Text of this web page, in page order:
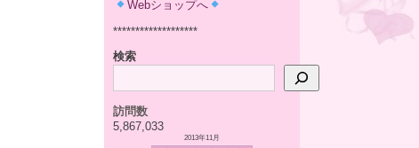
Webショップへ
*******************
検索
訪問数
5,867,033
2013年11月